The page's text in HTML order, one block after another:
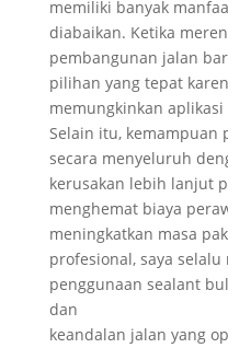
memiliki banyak
diabaikan. Ketika
pembangunan jalan
pilihan yang tepat
memungkinkan
Selain itu, kemampuan
secara menyeluruh
kerusakan lebih lanjut
menghemat biaya
meningkatkan masa
profesional, saya
penggunaan sealant
dan
keandalan jalan yang